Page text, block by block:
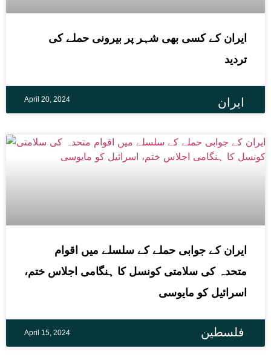
ایران
ایران کے کسی بھی شہر پر بیرونی حملے کی
تردید
April 20, 2024
فلسطین
ایران کے جوابی حملے کے سلسلے میں اقوام
متحدہ کی سلامتی کونسل کا ہنگامی اجلاس ختم،
اسرائیل کو مایوسی
April 15, 2024